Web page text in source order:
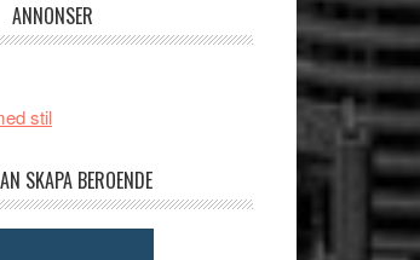
ANNONSER
stil
SKAPA BEROENDE